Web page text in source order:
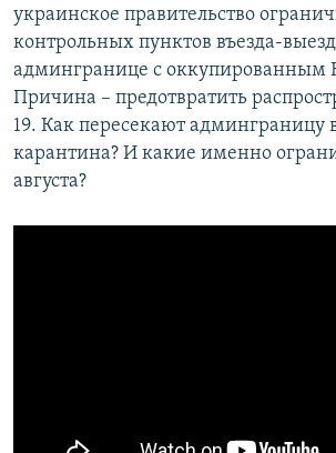
украинское правительство
контрольных пунктов въезда-
админгранице с
Причина – предотвратить
19. Как пересекают админграницу
карантина? И какие именно
августа?